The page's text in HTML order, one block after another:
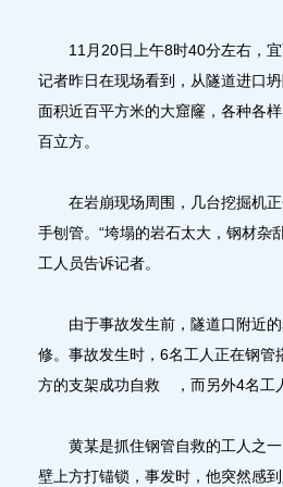
11月20日上午8时40分左右，宜
记者昨日在现场看到，从隧道进口
面积近百平方米的大窟窿，各种各
百立方。
在岩崩现场周围，几台挖掘机正
手刨管。“垮塌的岩石太大，钢材杂
工人员告诉记者。
由于事故发生前，隧道口附近的
修。事故发生时，6名工人正在钢
方的支架成功自救 ，而另外4名工
黄某是抓住钢管自救的工人之一
壁上方打锚锁，事发时，他突然感